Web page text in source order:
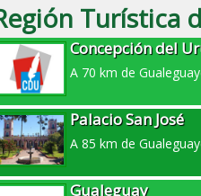
Turística
Concepción del
A 70 km de
Palacio San José
A 85 km de
Gualeguay